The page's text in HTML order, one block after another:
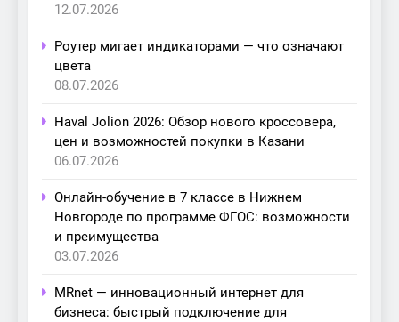
12.07.2026
Роутер мигает индикаторами — что означают
цвета
08.07.2026
Haval Jolion 2026: Обзор нового кроссовера,
цен и возможностей покупки в Казани
06.07.2026
Онлайн-обучение в 7 классе в Нижнем
Новгороде по программе ФГОС: возможности
и преимущества
03.07.2026
MRnet — инновационный интернет для
бизнеса: быстрый подключение для